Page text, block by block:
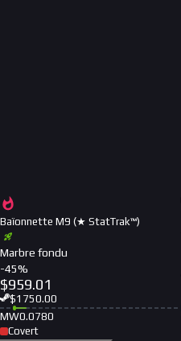
Baïonnette M9 (★ StatTrak™)
Marbre fondu
-45%
$959.01
$1750.00
MW0.0780
Covert